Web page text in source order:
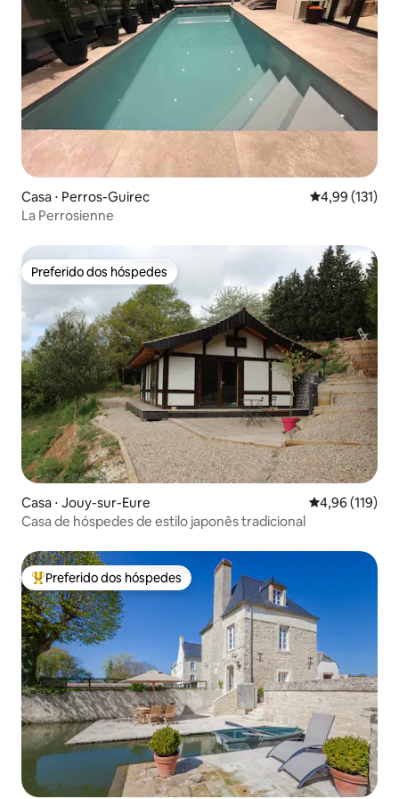
Casa ⋅ Perros-Guirec 4,99 de uma
4,99 (131)
La Perrosienne
Preferido dos hóspedes
Preferido dos hóspedes
Casa ⋅ Jouy-sur-Eure 4,96 de uma
4,96 (119)
Casa de hóspedes de estilo japonês tradicional
Entre os melhores preferidos dos hóspedes
Preferido dos hóspedes